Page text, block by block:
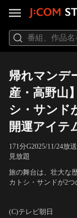
帰れマンデ
産・高野山
シ・サンド
開運アイテ
171分G2025/11/24放送
見放題
旅の舞台は、壮大な
カトシ・サンドが2
(C)テレビ朝日